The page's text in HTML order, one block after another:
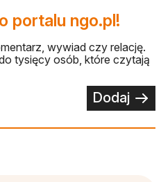
portalu ngo.pl!
wywiad czy relację.
tysięcy osób, które czytają
Dodaj